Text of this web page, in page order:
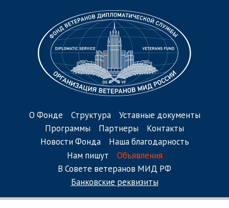
О Фонде Структура
Уставные документы
Программы
Партнеры
Контакты
Новости Фонда
Наша благодарность
Нам пишут
Объявления
В Совете ветеранов МИД РФ
Банковские реквизиты